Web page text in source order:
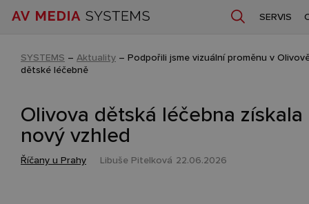
SERVIS
SYSTEMS – Aktuality – Podpořili jsme vizuální proměnu v
dětské léčebně
Olivova dětská léčebna získala
nový vzhled
Říčany u Prahy Libuše Pitelková 22.06.2026